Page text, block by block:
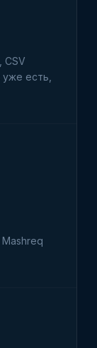
CSV
есть,